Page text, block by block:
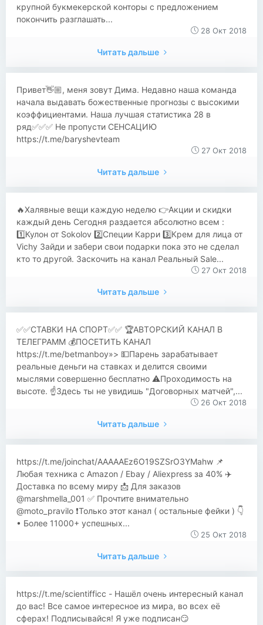
крупной букмекерской конторы с предложением
покончить разглашать...
28 Окт 2018
Читать дальше
​​Привет👋🏼, меня зовут Дима. Недавно наша команда
начала выдавать божественные прогнозы с высокими
коэффициентами. Наша лучшая статистика 28 в
ряд✅✅✅ Не пропусти СЕНСАЦИЮ
https://t.me/baryshevteam
27 Окт 2018
Читать дальше
​​🔥Халявные вещи каждую неделю 👉Акции и скидки
каждый день Сегодня раздается абсолютно всем :
1️⃣Кулон от Sokolov 2️⃣Специи Карри 3️⃣Крем для лица от
Vichy Зайди и забери свои подарки пока это не сделал
кто то другой. Заскочить на канал Реальный Sale...
27 Окт 2018
Читать дальше
✅✅СТАВКИ НА СПОРТ✅✅ 🏆АВТОРСКИЙ КАНАЛ В
ТЕЛЕГРАММ 💰ПОСЕТИТЬ КАНАЛ
https://t.me/betmanboy»> 💵Парень зарабатывает
реальные деньги на ставках и делится своими
мыслями совершенно бесплатно ⚠️Проходимость на
высоте. ☝️Здесь ты не увидишь "Договорных матчей",...
26 Окт 2018
Читать дальше
​​https://t.me/joinchat/AAAAAEz6O19SZSrO3YMahw 📌
Любая техника с Amazon / Ebay / Aliexpress за 40% ✈️
Доставка по всему миру 📩 Для заказов
@marshmella_001 ✅ Прочтите внимательно
@moto_pravilo ❗️Только этот канал ( остальные фейки ) 👇
• Более 11000+ успешных...
25 Окт 2018
Читать дальше
https://t.me/scientifficc - Нашёл очень интересный канал
до вас! Все самое интересное из мира, во всех её
сферах! Подписывайся! Я уже подписан😏